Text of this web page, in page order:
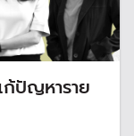
ปัญหาราย